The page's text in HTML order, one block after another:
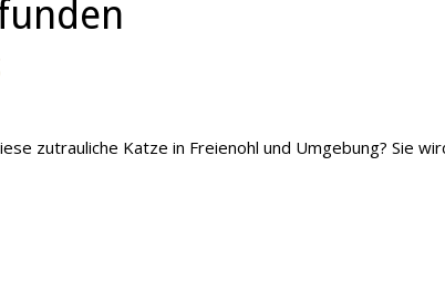
zutrauliche Katze in Freienohl und Umgebung? Sie